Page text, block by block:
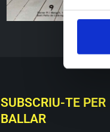
SUBSCRIU-TE PER
BALLAR